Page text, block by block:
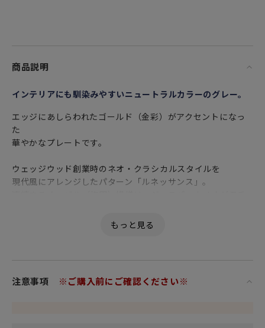
商品説明
インテリアにも馴染みやすいニュートラルカラーのグレー。
エッジにあしらわれたゴールド（金彩）がアクセントになっ
た
華やかなプレートです。
ウェッジウッド創業時のネオ・クラシカルスタイルを
現代風にアレンジしたパターン「ルネッサンス」。
ネートはもちろん
注意事項 ※ご購入前にご確認ください※